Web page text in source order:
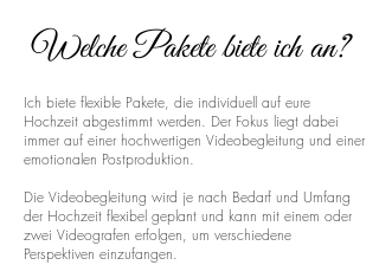
Welche Pakete biete ich an?
Ich biete flexible Pakete, die individuell auf eure
Hochzeit abgestimmt werden. Der Fokus liegt dabei
immer auf einer hochwertigen Videobegleitung und einer
emotionalen Postproduktion.
Die Videobegleitung wird je nach Bedarf und Umfang
der Hochzeit flexibel geplant und kann mit einem oder
zwei Videografen erfolgen, um verschiedene
Perspektiven einzufangen.